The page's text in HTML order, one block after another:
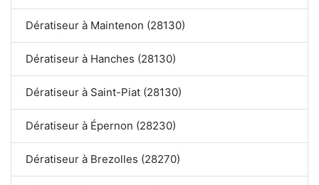
Dératiseur à Maintenon (28130)
Dératiseur à Hanches (28130)
Dératiseur à Saint-Piat (28130)
Dératiseur à Épernon (28230)
Dératiseur à Brezolles (28270)